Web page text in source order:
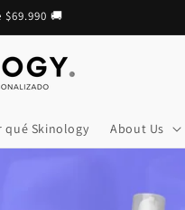
$69.990 🚚
qué Skinology About Us